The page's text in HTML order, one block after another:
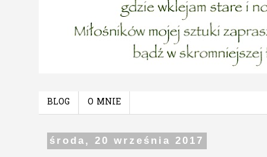
BLOG O MNIE
środa, 20 września 2017